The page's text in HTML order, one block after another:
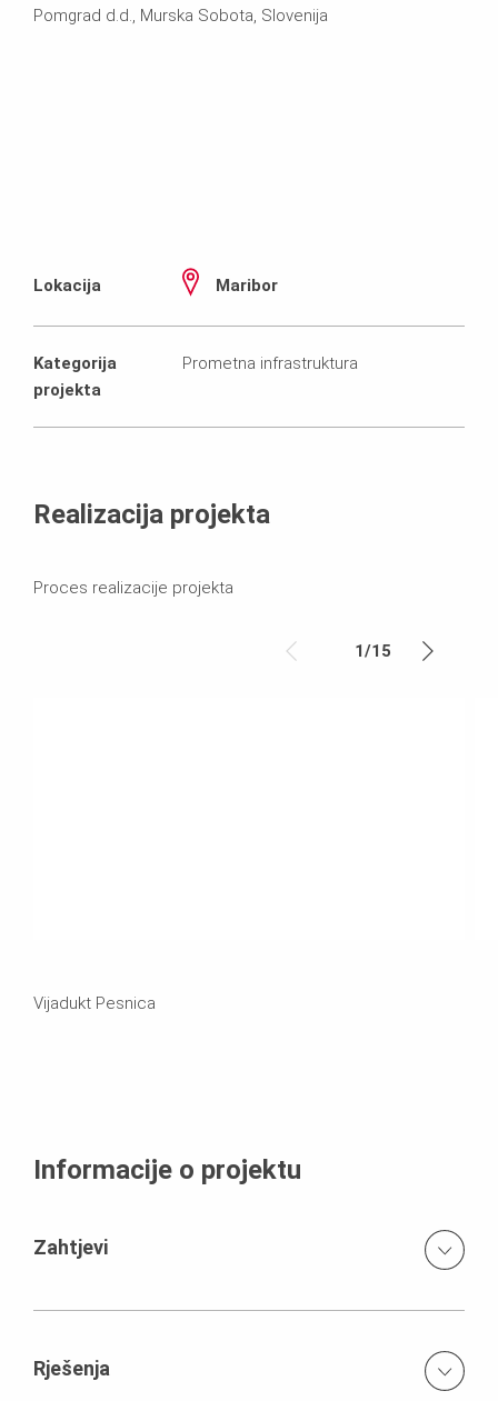
Pomgrad d.d., Murska Sobota, Slovenija
Lokacija Maribor
Kategorija
projekta
Prometna infrastruktura
Realizacija projekta
Proces realizacije projekta
1/15
Vijadukt Pesnica
Informacije o projektu
Zahtjevi
segmenta dužine po 56 m. Vijadukt nose stupovi visine
do 14,50 m i promjera 1,60 m koji su se izvodili SRS
Rješenja